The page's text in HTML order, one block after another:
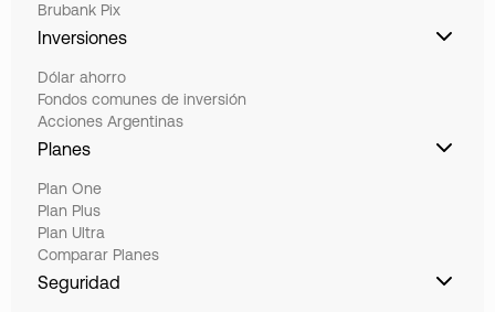
Brubank Pix
Inversiones
Dólar ahorro
Fondos comunes de inversión
Acciones Argentinas
Planes
Plan One
Plan Plus
Plan Ultra
Comparar Planes
Seguridad